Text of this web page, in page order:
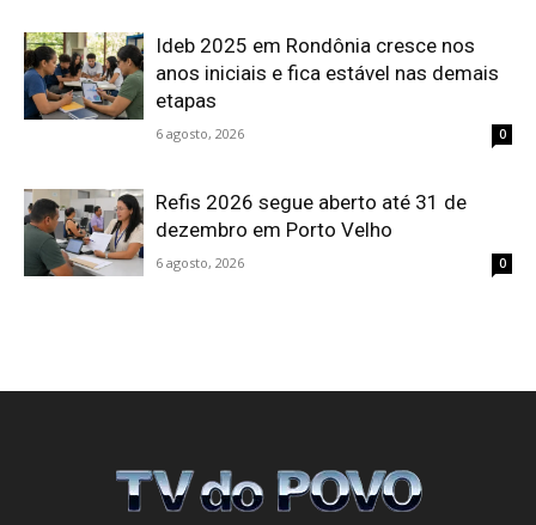
Ideb 2025 em Rondônia cresce nos
anos iniciais e fica estável nas demais
etapas
6 agosto, 2026 0
Refis 2026 segue aberto até 31 de
dezembro em Porto Velho
6 agosto, 2026 0